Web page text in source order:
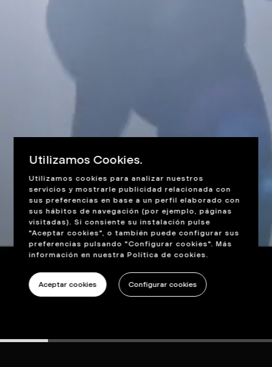
Utilizamos Cookies.
Utilizamos cookies para analizar nuestros
servicios y mostrarle publicidad relacionada con
sus preferencias en base a un perfil elaborado con
sus hábitos de navegación (por ejemplo, páginas
visitadas). Si consiente su instalación pulse
"Aceptar cookies", o también puede configurar sus
preferencias pulsando "Configurar cookies". Más
información en nuestraPolítica de cookies.
Aceptar cookies Configurar cookies